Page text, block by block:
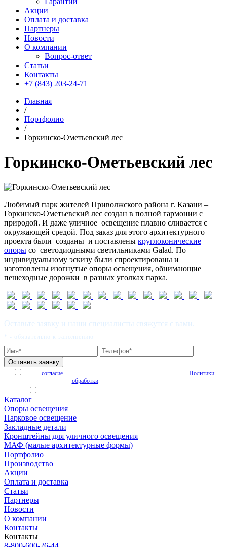
Акции
Оплата и доставка
Партнеры
Новости
О компании
Вопрос-ответ
Статьи
Контакты
+7 (843) 203-24-71
Главная
/
Портфолио
/
Горкинско-Ометьевский лес
Горкинско-Ометьевский лес
Любимый парк жителей Приволжского района г. Казани –
Горкинско-Ометьевский лес создан в полной гармонии с
природой. И даже уличное освещение плавно сливается с
окружающей средой. Под заказ для этого архитектурного
проекта были созданы и поставлены круглоконические
опоры со светодиодными светильниками Galad. По
индивидуальному эскизу были спроектированы и
изготовлены изогнутые опоры освещения, обнимающие
пешеходные дорожки в разных уголках парка.
Оставьте заявку и наши специалисты свяжутся с вами.
* - обязательно к заполнению
согласие
Политики
обработкиперсональных данных
Каталог
Опоры освещения
Парковое освещение
Закладные детали
Кронштейны для уличного освещения
МАФ (малые архитектурные формы)
Портфолио
Производство
Акции
Оплата и доставка
Статьи
Партнеры
Новости
О компании
Контакты
Контакты